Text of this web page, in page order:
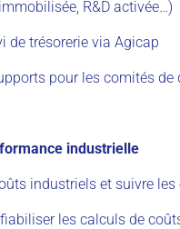
R&D activée…)
de trésorerie via Agicap
pour les comités
industrielle
industriels et suivre les
les calculs de